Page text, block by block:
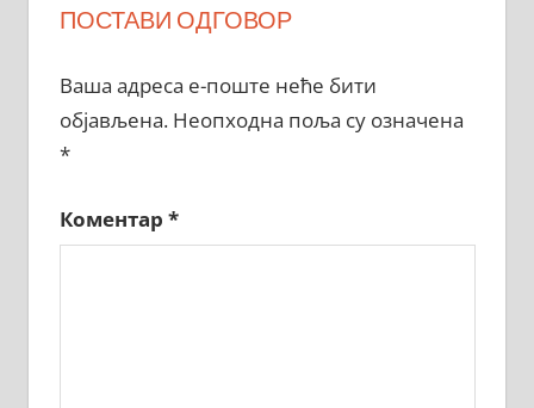
ПОСТАВИ ОДГОВОР
Ваша адреса е-поште неће бити
објављена. Неопходна поља су означена
*
Коментар *